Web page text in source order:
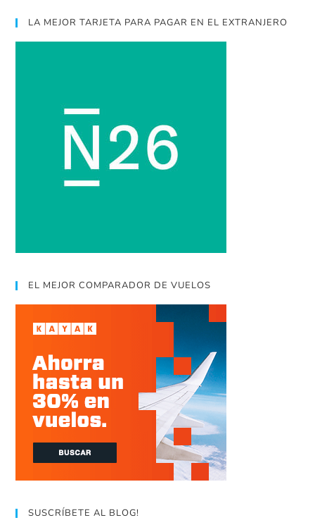
LA MEJOR TARJETA PARA PAGAR EN EL EXTRANJERO
EL MEJOR COMPARADOR DE VUELOS
SUSCRÍBETE AL BLOG!